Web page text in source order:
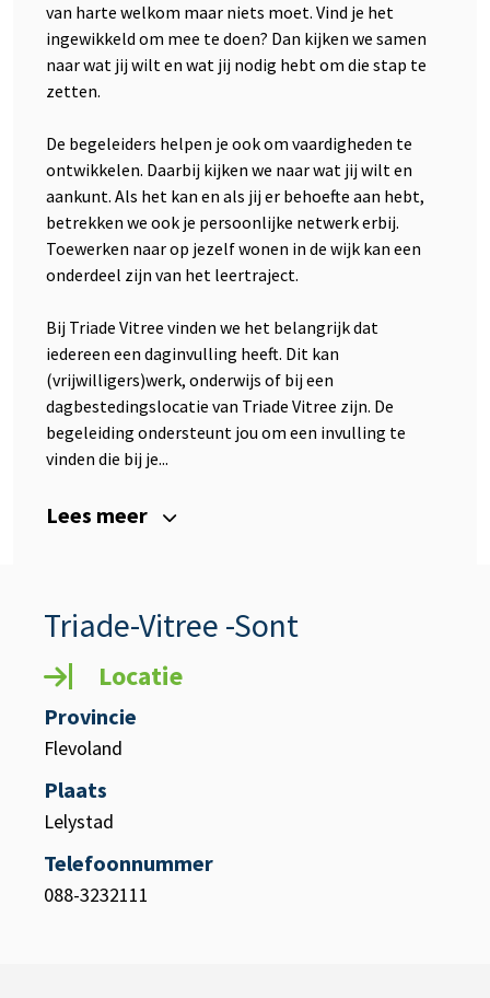
van harte welkom maar niets moet. Vind je het
ingewikkeld om mee te doen? Dan kijken we samen
naar wat jij wilt en wat jij nodig hebt om die stap te
zetten.
De begeleiders helpen je ook om vaardigheden te
ontwikkelen. Daarbij kijken we naar wat jij wilt en
aankunt. Als het kan en als jij er behoefte aan hebt,
betrekken we ook je persoonlijke netwerk erbij.
Toewerken naar op jezelf wonen in de wijk kan een
onderdeel zijn van het leertraject.
Bij Triade Vitree vinden we het belangrijk dat
iedereen een daginvulling heeft. Dit kan
(vrijwilligers)werk, onderwijs of bij een
dagbestedingslocatie van Triade Vitree zijn. De
begeleiding ondersteunt jou om een invulling te
vinden die bij je...
Lees meer
Triade-Vitree -Sont
Locatie
Provincie
Flevoland
Plaats
Lelystad
Telefoonnummer
088-3232111